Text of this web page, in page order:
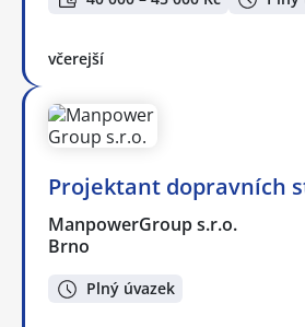
včerejší
Projektant dopravních
ManpowerGroup s.r.o.
Brno
Plný úvazek